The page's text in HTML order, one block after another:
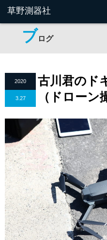
ブログ
2020
3.27
古川君のド
（ドローン